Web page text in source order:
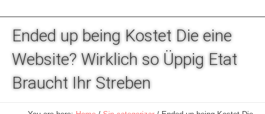
Ended up being Kostet Die eine
Website? Wirklich so Üppig Etat
Braucht Ihr Streben